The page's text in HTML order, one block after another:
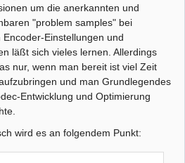
um die anerkannten und
"problem samples" bei
Encoder-Einstellungen und
läßt sich vieles lernen. Allerdings
nur, wenn man bereit ist viel Zeit
und man Grundlegendes
Entwicklung und Optimierung
wird es an folgendem Punkt: